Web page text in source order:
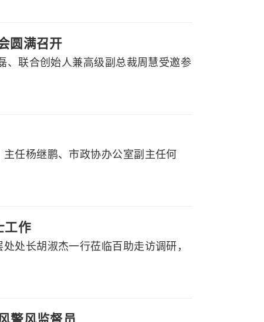
圆满召开
、联合创始人兼高级副总裁周慧受邀参
任杨继鹏、市政协办公室副主任何
工作
处长胡淑杰一行莅临百助走访调研，